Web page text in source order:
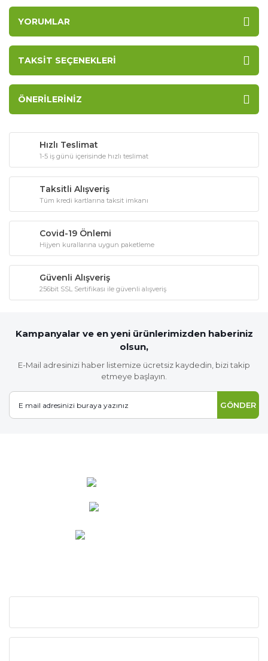
YORUMLAR
TAKSIT SEÇENEKLERI
ÖNERILERINIZ
Hızlı Teslimat
1-5 iş günü içerisinde hızlı teslimat
Taksitli Alışveriş
Tüm kredi kartlarına taksit imkanı
Covid-19 Önlemi
Hijyen kurallarına uygun paketleme
Güvenli Alışveriş
256bit SSL Sertifikası ile güvenli alışveriş
Kampanyalar ve en yeni ürünlerimizden haberiniz
olsun,
E-Mail adresinizi haber listemize ücretsiz kaydedin, bizi takip
etmeye başlayın.
GÖNDER